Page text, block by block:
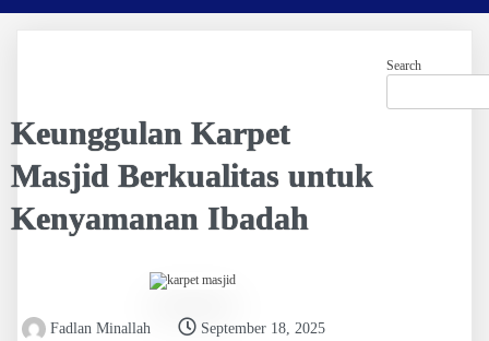
Keunggulan Karpet
Masjid Berkualitas untuk
Kenyamanan Ibadah
Fadlan Minallah September 18, 2025
Search